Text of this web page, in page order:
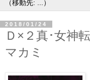
2018/01/24
Ｄ×２真･女神
マカミ